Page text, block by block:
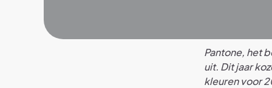
Pantone, het
uit. Dit jaar
kleuren voor